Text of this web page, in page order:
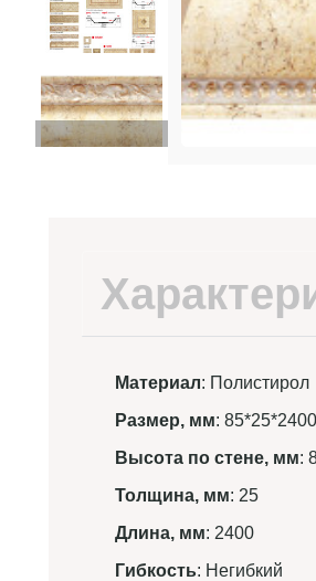
Материал: Полистирол
Размер, мм: 85*25*2400
Высота по стене, мм:
Толщина, мм: 25
Длина, мм: 2400
Гибкость: Негибкий